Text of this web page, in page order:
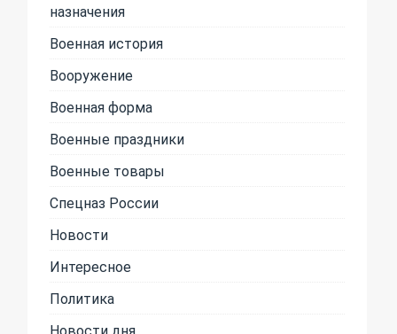
назначения
Военная история
Вооружение
Военная форма
Военные праздники
Военные товары
Спецназ России
Новости
Интересное
Политика
Новости дня